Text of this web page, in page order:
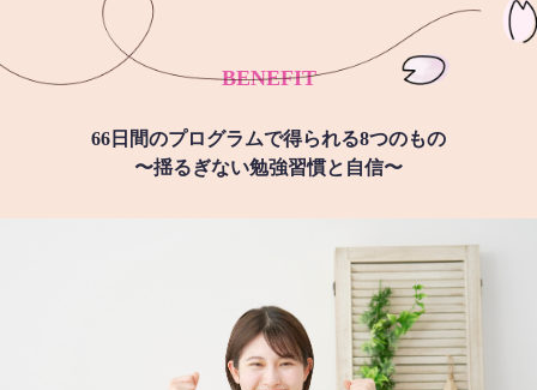
BENEFIT
66日間のプログラムで得られる8つのもの
〜揺るぎない勉強習慣と自信〜